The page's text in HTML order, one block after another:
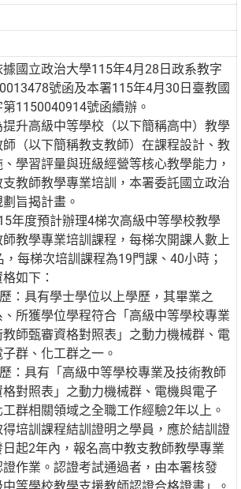
據國立政治大學115年4月28日政系教字
號函及本署115年4月30日臺教國
1150040914號函續辦。
提升高級中等學校（以下簡稱高中）教學
師（以下簡稱教支教師）在課程設計、教
學習評量與班級經營等核心教學能力，
支教師教學專業培訓，本署委託國立政治
旨揭計畫。
年度預計辦理4梯次高級中等學校教學
師教學專業培訓課程，每梯次開課人數上
，每梯次培訓課程為19門課、40小時；
如下：
：具有學士學位以上學歷，其畢業之
、所獲學位學程符合「高級中等學校專業
教師甄審資格對照表」之動力機械群、電
群、化工群之一。
：具有「高級中等學校專業及技術教師
格對照表」之動力機械群、電機與電子
群相關領域之全職工作經驗2年以上。
得培訓課程結訓證明之學員，應於結訓證
日起2年內，報名高中教支教師教學專業
證作業。認證考試通過者，由本署核發